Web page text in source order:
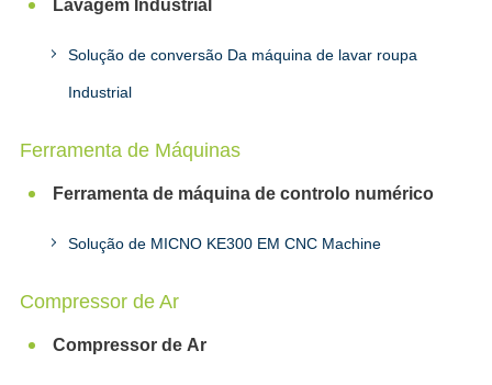
Lavagem Industrial
Solução de conversão Da máquina de lavar roupa
Industrial
Ferramenta de Máquinas
Ferramenta de máquina de controlo numérico
Solução de MICNO KE300 EM CNC Machine
Compressor de Ar
Compressor de Ar